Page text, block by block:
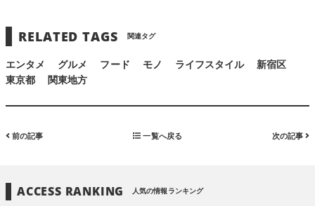
RELATED TAGS 関連タグ
エンタメ グルメ フード モノ ライフスタイル
新宿区
東京都
関東地方
前の記事 一覧へ戻る 次の記事
ACCESS RANKING 人気の情報ランキング